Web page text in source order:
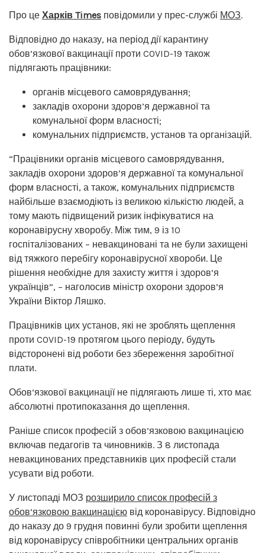
Про це Харків Times повідомили у прес-службі МОЗ.
Відповідно до наказу, на період дії карантину
обов’язкової вакцинації проти COVID-19 також
підлягають працівники:
органів місцевого самоврядування;
закладів охорони здоров’я державної та
комунальної форм власності;
комунальних підприємств, установ та організацій.
“Працівники органів місцевого самоврядування,
закладів охорони здоров’я державної та комунальної
форм власності, а також, комунальних підприємств
найбільше взаємодіють із великою кількістю людей, а
тому мають підвищений ризик інфікуватися на
коронавірусну хворобу. Між тим, 9 із 10
госпіталізованих – невакциновані та не були захищені
від тяжкого перебігу коронавірусної хвороби. Це
рішення необхідне для захисту життя і здоров’я
українців”, – наголосив міністр охорони здоров’я
України Віктор Ляшко.
Працівників цих установ, які не зроблять щеплення
проти COVID-19 протягом цього періоду, будуть
відсторонені від роботи без збереження заробітної
плати.
Обов’язкової вакцинації не підлягають лише ті, хто має
абсолютні протипоказання до щеплення.
Раніше список професій з обов’язковою вакцинацією
включав педагогів та чиновників. З 8 листопада
невакцинованих представників цих професій стали
усувати від роботи.
У листопаді МОЗ розширило список професій з
обов’язковою вакцинацією від коронавірусу. Відповідно
до наказу до 9 грудня повинні були зробити щеплення
від коронавірусу співробітники центральних органів